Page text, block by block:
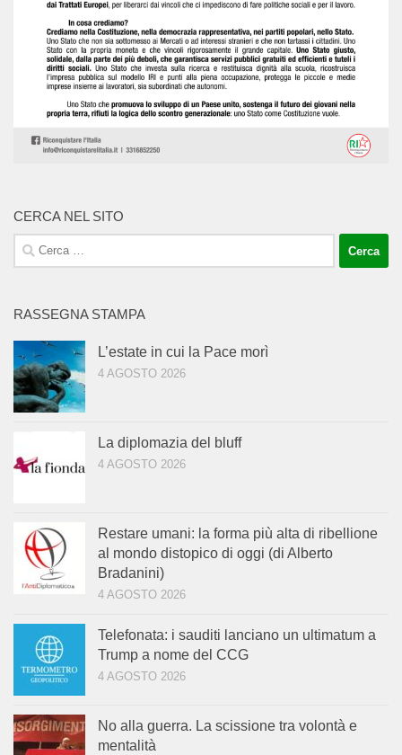
CERCA NEL SITO
Ricerca
per:
RASSEGNA STAMPA
L’estate in cui la Pace morì
4 AGOSTO 2026
La diplomazia del bluff
4 AGOSTO 2026
Restare umani: la forma più alta di ribellione
al mondo distopico di oggi (di Alberto
Bradanini)
4 AGOSTO 2026
Telefonata: i sauditi lanciano un ultimatum a
Trump a nome del CCG
4 AGOSTO 2026
No alla guerra. La scissione tra volontà e
mentalità